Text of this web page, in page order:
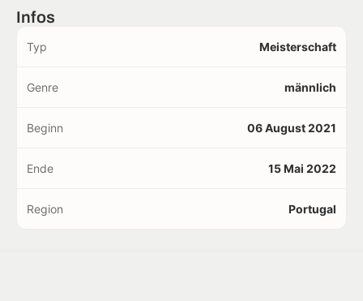
Infos
Typ Meisterschaft
Genre männlich
Beginn 06 August 2021
Ende 15 Mai 2022
Region Portugal